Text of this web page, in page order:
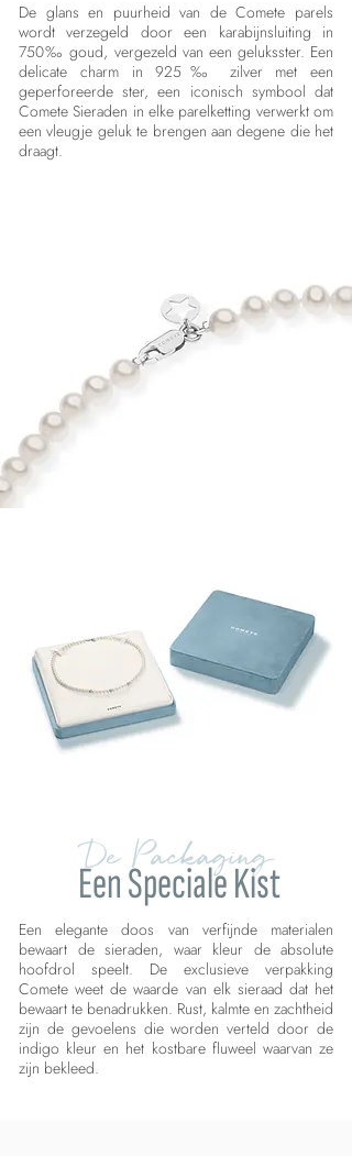
De glans en puurheid van de Comete parels
wordt verzegeld door een karabijnsluiting in
750‰ goud, vergezeld van een geluksster. Een
delicate charm in 925‰ zilver met een
geperforeerde ster, een iconisch symbool dat
Comete Sieraden in elke parelketting verwerkt om
een vleugje geluk te brengen aan degene die het
draagt.
De Packaging
Een Speciale Kist
Een elegante doos van verfijnde materialen
bewaart de sieraden, waar kleur de absolute
hoofdrol speelt. De exclusieve verpakking
Comete weet de waarde van elk sieraad dat het
bewaart te benadrukken. Rust, kalmte en zachtheid
zijn de gevoelens die worden verteld door de
indigo kleur en het kostbare fluweel waarvan ze
zijn bekleed.